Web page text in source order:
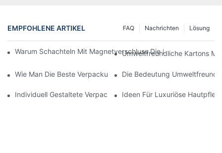
EMPFOHLENE ARTIKEL Lösung
Nachrichten
FAQ
Warum Schachteln Mit Magnetverschluss Die Beste Wahl Für
Umweltfreundliche Kartons
Wie Man Die Beste Verpackung Für Hautpflegeprodukte Zum
Die Bedeutung
Individuell Gestaltete Verpackungen Für Hautpflegeprodukte,
Ideen Für Luxuriöse